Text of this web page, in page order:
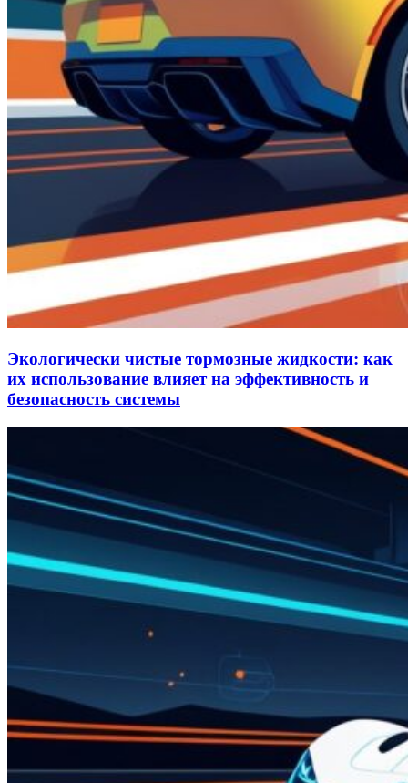
Экологически чистые тормозные жидкости: как
их использование влияет на эффективность и
безопасность системы